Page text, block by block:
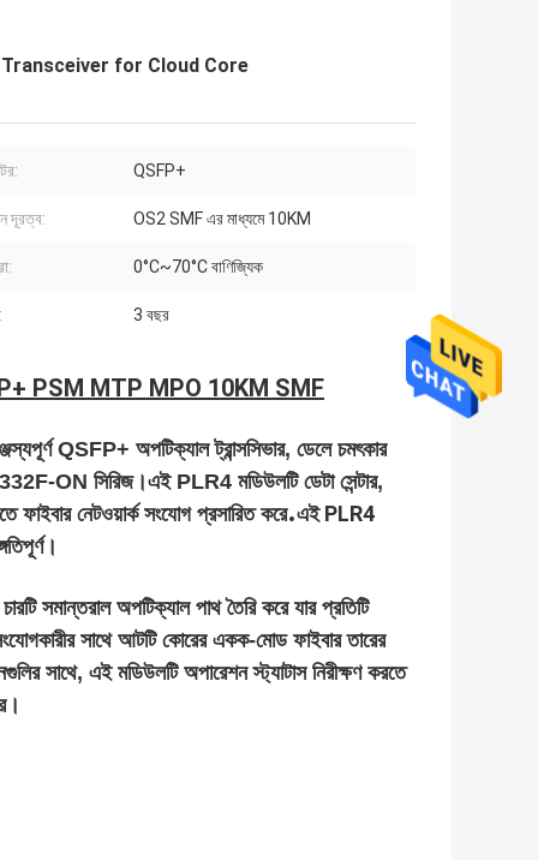
Transceiver for Cloud Core
QSFP+
দূরত্ব: OS2 SMF এর মাধ্যমে 10KM
0°C~70°C বাণিজ্যিক
3 বছর
PSM MTP MPO 10KM SMF
QSFP+ অপটিক্যাল ট্রান্সসিভার, ডেলে চমৎকার
ON সিরিজ।এই PLR4 মডিউলটি ডেটা সেন্টার,
ফাইবার নেটওয়ার্ক সংযোগ প্রসারিত করে.এই PLR4
সমান্তরাল অপটিক্যাল পাথ তৈরি করে যার প্রতিটি
সাথে আটটি কোরের একক-মোড ফাইবার তারের
সাথে, এই মডিউলটি অপারেশন স্ট্যাটাস নিরীক্ষণ করতে